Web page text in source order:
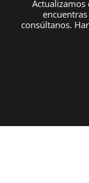
Actualizamos
consúltanos.